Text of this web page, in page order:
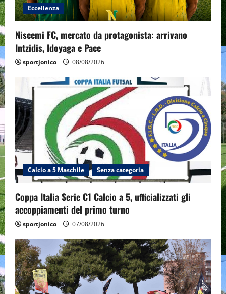
Eccellenza
Niscemi FC, mercato da protagonista: arrivano
Intzidis, Idoyaga e Pace
sportjonico 08/08/2026
Calcio a 5 Maschile Senza categoria
Coppa Italia Serie C1 Calcio a 5, ufficializzati gli
accoppiamenti del primo turno
sportjonico 07/08/2026